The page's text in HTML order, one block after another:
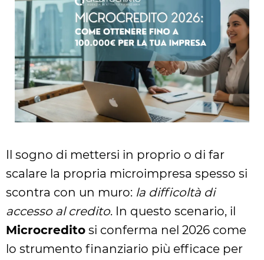
Il sogno di mettersi in proprio o di far
scalare la propria microimpresa spesso si
scontra con un muro: la difficoltà di
accesso al credito. In questo scenario, il
Microcredito si conferma nel 2026 come
lo strumento finanziario più efficace per